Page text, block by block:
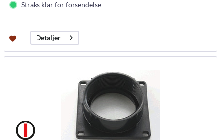
Straks klar for forsendelse
Detaljer